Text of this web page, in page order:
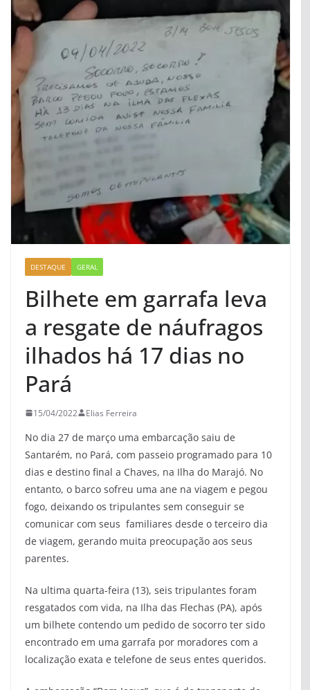
DESTAQUE GERAL
Bilhete em garrafa leva
a resgate de náufragos
ilhados há 17 dias no
Pará
15/04/2022 Elias Ferreira
No dia 27 de março uma embarcação saiu de
Santarém, no Pará, com passeio programado para 10
dias e destino final a Chaves, na Ilha do Marajó. No
entanto, o barco sofreu uma ane na viagem e pegou
fogo, deixando os tripulantes sem conseguir se
comunicar com seus familiares desde o terceiro dia
de viagem, gerando muita preocupação aos seus
parentes.
Na ultima quarta-feira (13), seis tripulantes foram
resgatados com vida, na Ilha das Flechas (PA), após
um bilhete contendo um pedido de socorro ter sido
encontrado em uma garrafa por moradores com a
localização exata e telefone de seus entes queridos.